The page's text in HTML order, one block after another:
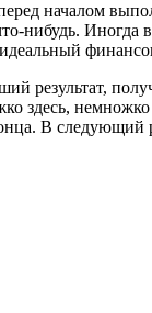
началом
нибудь.
результат,
здесь,
В